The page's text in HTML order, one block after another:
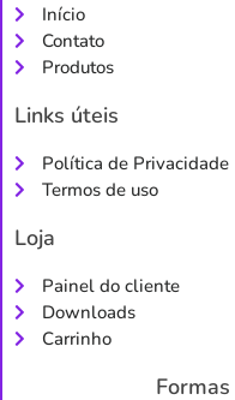
Início
Contato
Produtos
Links úteis
Política de Privacidade
Termos de uso
Loja
Painel do cliente
Downloads
Carrinho